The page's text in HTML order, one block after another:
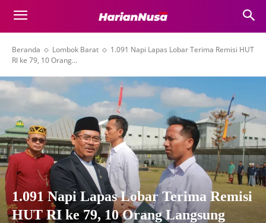
Beranda Lombok Barat
1.091 Napi Lapas Lobar Terima Remisi HUT
RI ke 79, 10 Orang...
1.091 Napi Lapas Lobar Terima Remisi
HUT RI ke 79, 10 Orang Langsung